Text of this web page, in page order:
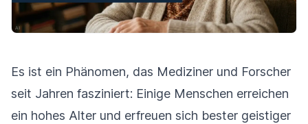
Es ist ein Phänomen, das Mediziner und Forscher
seit Jahren fasziniert: Einige Menschen erreichen
ein hohes Alter und erfreuen sich bester geistiger